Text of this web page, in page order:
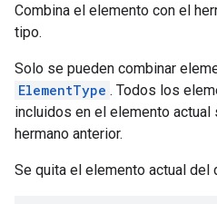
Combina el elemento con el
tipo.
Solo se pueden combinar
ElementType . Todos los
incluidos en el elemento
hermano anterior.
Se quita el elemento actual del